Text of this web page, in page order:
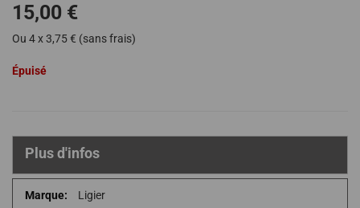
15,00 €
Ou 4 x 3,75 € (sans frais)
Épuisé
Plus d'infos
Plus
Ligier